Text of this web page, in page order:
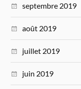
septembre 2019
août 2019
juillet 2019
juin 2019